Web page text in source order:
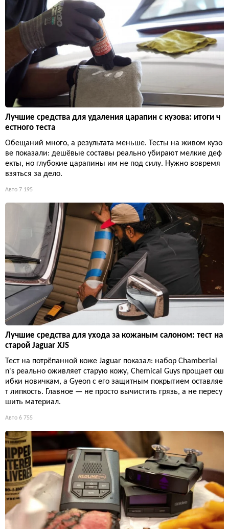
Лучшие средства для удаления царапин с кузова: итоги ч
естного теста
Обещаний много, а результата меньше. Тесты на живом кузо
ве показали: дешёвые составы реально убирают мелкие деф
екты, но глубокие царапины им не под силу. Нужно вовремя
взяться за дело.
Авто 7 195
Лучшие средства для ухода за кожаным салоном: тест на
старой Jaguar XJS
Тест на потрёпанной коже Jaguar показал: набор Chamberlai
n's реально оживляет старую кожу, Chemical Guys прощает ош
ибки новичкам, а Gyeon с его защитным покрытием оставляе
т липкость. Главное — не просто вычистить грязь, а не пересу
шить материал.
Авто 6 755